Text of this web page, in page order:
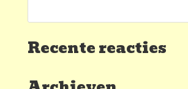
Recente reacties